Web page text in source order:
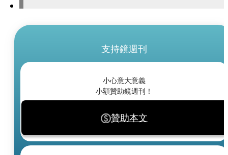
支持鏡週刊
小心意大意義
小額贊助鏡週刊！
贊助本文